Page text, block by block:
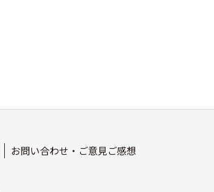
お問い合わせ・ご意見ご感想